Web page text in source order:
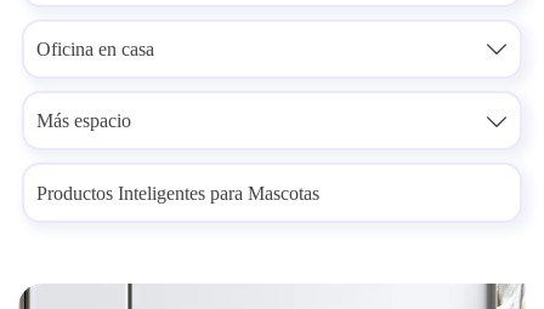
Oficina en casa 
Más espacio 
Productos Inteligentes para Mascotas